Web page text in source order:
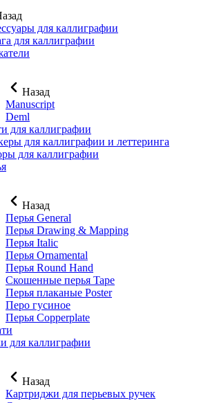
для каллиграфии
для каллиграфии
Назад
Manuscript
Deml
для каллиграфии
для каллиграфии и леттеринга
для каллиграфии
Назад
Перья General
Перья Drawing & Mapping
Перья Italic
Перья Ornamental
Перья Round Hand
Скошенные перья Tape
Перья плаканые Poster
Перо гусиное
Перья Copperplate
для каллиграфии
Назад
Картриджи для перьевых ручек